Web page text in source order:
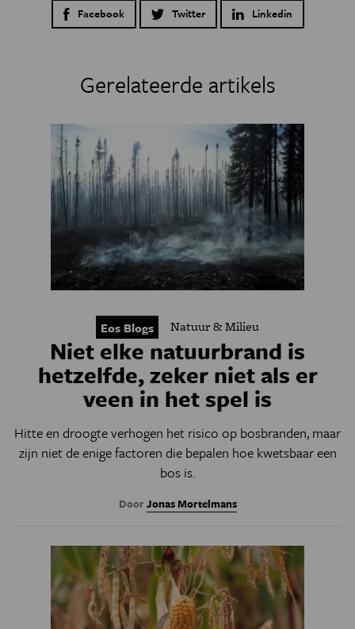
Facebook Twitter Linkedin
Gerelateerde artikels
Eos Blogs Natuur & Milieu
Niet elke natuurbrand is
hetzelfde, zeker niet als er
veen in het spel is
Hitte en droogte verhogen het risico op bosbranden, maar
zijn niet de enige factoren die bepalen hoe kwetsbaar een
bos is.
DoorJonas Mortelmans